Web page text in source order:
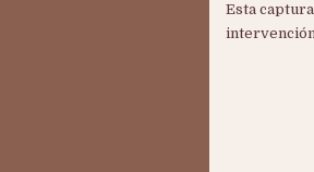
Esta